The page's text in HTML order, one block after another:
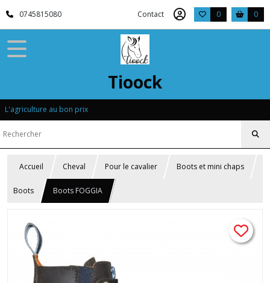
0745815080 Contact 0 0
Tioock
L'agriculture au bon prix
Accueil Cheval Pour le cavalier Boots et mini chaps
Boots Boots FOGGIA